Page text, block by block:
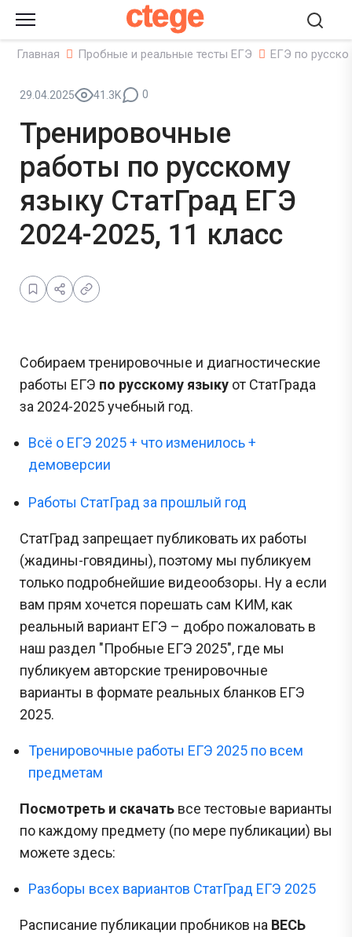
ctege
Главная Пробные и реальные тесты ЕГЭ ЕГЭ по
29.04.2025 41.3K 0
Тренировочные
работы по русскому
языку СтатГрад ЕГЭ
2024-2025, 11 класс
Собираем тренировочные и диагностические
работы ЕГЭ по русскому языку от СтатГрада
за 2024-2025 учебный год.
Всё о ЕГЭ 2025 + что изменилось +
демоверсии
Работы СтатГрад за прошлый год
СтатГрад запрещает публиковать их работы
(жадины-говядины), поэтому мы публикуем
только подробнейшие видеообзоры. Ну а если
вам прям хочется порешать сам КИМ, как
реальный вариант ЕГЭ – добро пожаловать в
наш раздел "Пробные ЕГЭ 2025", где мы
публикуем авторские тренировочные
варианты в формате реальных бланков ЕГЭ
2025.
Тренировочные работы ЕГЭ 2025 по всем
предметам
Посмотреть и скачать все тестовые варианты
по каждому предмету (по мере публикации) вы
можете здесь:
Разборы всех вариантов СтатГрад ЕГЭ 2025
Расписание публикации пробников на ВЕСЬ